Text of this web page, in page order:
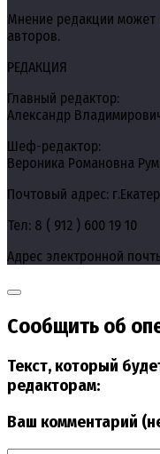
Мнение редакции может
авторов.
РЕДАКЦИЯ
Главный редактор:
Александр
Шеф-редактор:
Вероника Романовна
Почтовый адрес:
Тел: 8 ( 912 ) 600 19 10
Адрес электронной
Сообщить об
Текст, который
редакторам:
Ваш комментарий